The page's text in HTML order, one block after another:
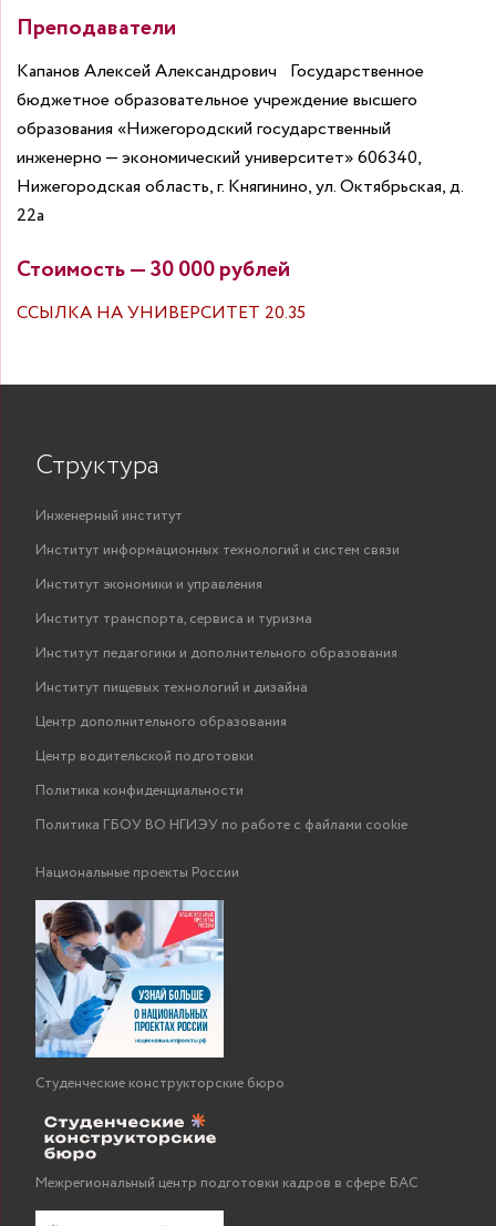
Преподаватели
Капанов Алексей Александрович
Государственное
бюджетное образовательное учреждение высшего
образования «Нижегородский государственный
инженерно — экономический университет» 606340,
Нижегородская область, г. Княгинино, ул. Октябрьская, д.
22а
Стоимость — 30 000 рублей
ССЫЛКА НА УНИВЕРСИТЕТ 20.35
Структура
Инженерный институт
Институт информационных технологий и систем связи
Институт экономики и управления
Институт транспорта, сервиса и туризма
Институт педагогики и дополнительного образования
Институт пищевых технологий и дизайна
Центр дополнительного образования
Центр водительской подготовки
Политика конфиденциальности
Политика ГБОУ ВО НГИЭУ по работе с файлами cookie
Национальные проекты России
Студенческие конструкторские бюро
Межрегиональный центр подготовки кадров в сфере БАС